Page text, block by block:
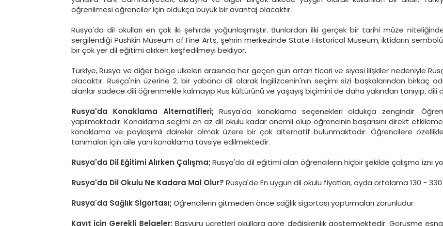
öğrenilmesi öğrenciler için oldukça büyük bir avantaj olacaktır.
Rusya'da dil okulları en çok iki şehirde yoğunlaşmıştır. Bunlardan ilki gerçek bir tarihi müze
sergilendiği Pushkin Museum of Fine Arts, şehrin merkezinde State Historical Museum, iktidarın sembolü
bir çok yer dil eğitimi alırken keşfedilmeyi bekliyor.
Türkiye, Rusya ve diğer bölge ülkeleri arasında her geçen gün artan ticari ve siyasi ilişkiler nedeniyle
olacaktır. Rusça'nin üzerine 2. bir yabancı dil olarak İngilizcenin'nın seçimi sizi başkalarından birkaç
alanlar sadece dili öğrenmekle kalmayıp Rus kültürünü ve yaşayış biçimini de daha yakından tanıyıp, dili
Rusya'da Konaklama Alternatifleri; Rusya'da konaklama seçenekleri oldukça zengindir.
yapılmaktadır. Konaklama seçimi en az dil okulu kadar önemli olup öğrencinin başarısını direkt
konaklama ve paylaşımlı daireler olmak üzere bir çok alternatif bulunmaktadır. Öğrencilere
tanımaları için aile yanı konaklama tavsiye edilmektedir.
Rusya'da Dil Eğitimi Alırken Çalışma; Rusya'da dil eğitimi alan öğrencilerin hiçbir şekilde çalışma izni
Rusya'da Dil Okulu Ne Kadara Mal Olur? Rusya'de En uygun dil okulu fiyatları, ayda ortalama 130 - 330
Rusya'da Sağlık Sigortası; Öğrencilerin gitmeden önce sağlık sigortası yaptırmaları zorunludur.
Kayıt için Gerekli Belgeler; Başvuru ücretleri okullara göre değişkenlik göstermektedir. Görüşme